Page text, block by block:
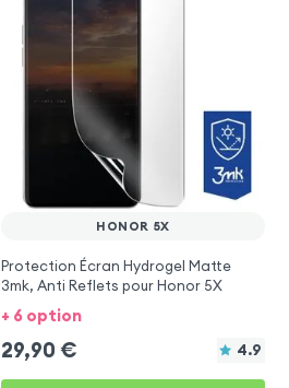
HONOR 5X
Protection Écran Hydrogel Matte
3mk, Anti Reflets pour Honor 5X
+ 6 option
29,90 € 4.9